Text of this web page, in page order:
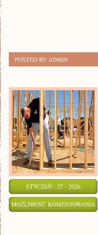
POSTED BY ADMIN
STYCZEŃ - 27 - 2026
MOŻLIWOŚĆ KOMENTOWANIA